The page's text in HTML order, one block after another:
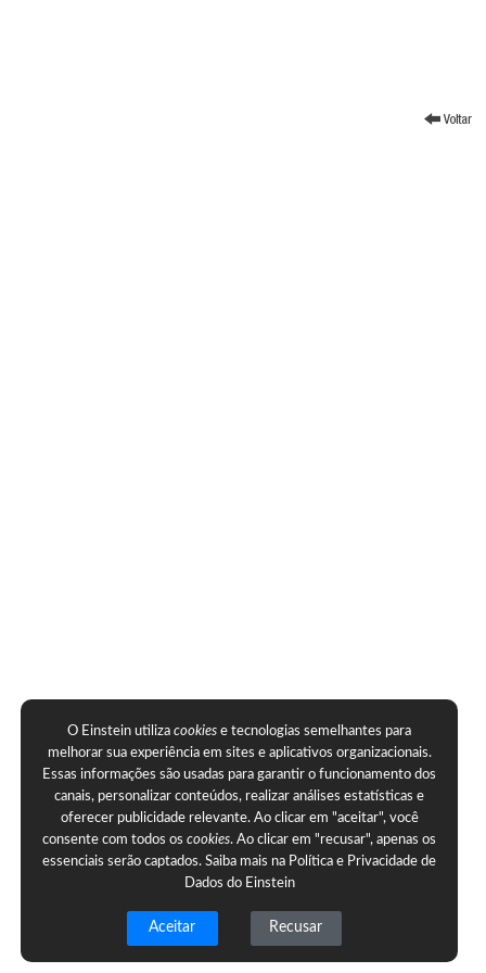
O Einstein utilizacookies e tecnologias semelhantes para
melhorar sua experiência em sites e aplicativos organizacionais.
Essas informações são usadas para garantir o funcionamento dos
canais, personalizar conteúdos, realizar análises estatísticas e
oferecer publicidade relevante. Ao clicar em "aceitar", você
consente com todos oscookies. Ao clicar em "recusar", apenas os
essenciais serão captados. Saiba mais na Política e Privacidade de
Dados do Einstein
Aceitar Recusar